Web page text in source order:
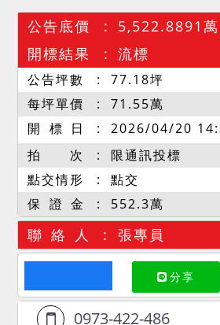
公告底價
5,522.8891萬
開標結果
流標
公告坪數 77.18坪
每坪單價
71.55萬
開 標 日
2026/04/20
拍 次
限通訊投標
點交情形
點交
保 證 金
552.3萬
聯 絡 人 張專員
分享
0973-422-486